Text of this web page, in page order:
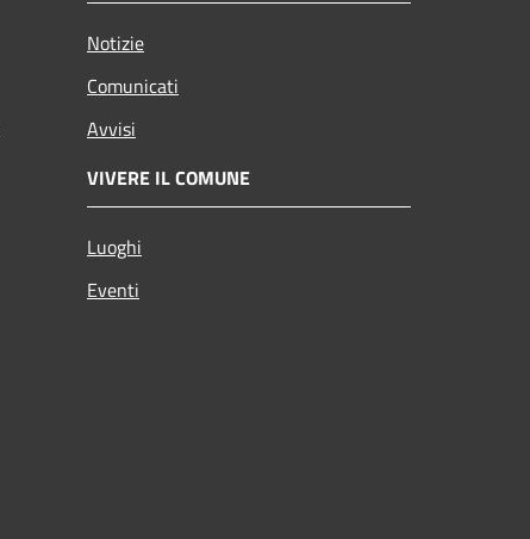
Notizie
Comunicati
Avvisi
VIVERE IL COMUNE
Luoghi
Eventi